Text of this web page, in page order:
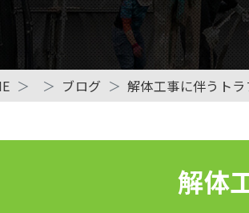
ブログ 解体工事に伴うト
解体